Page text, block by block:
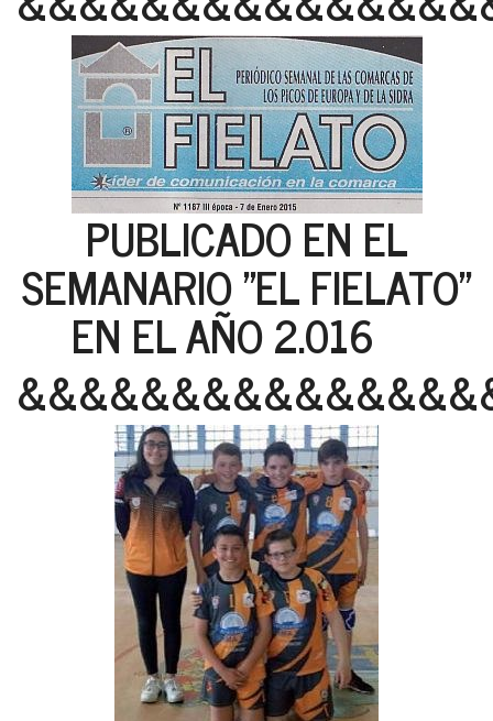
PUBLICADO EN EL
SEMANARIO "EL FIELATO"
EN EL AÑO 2.016